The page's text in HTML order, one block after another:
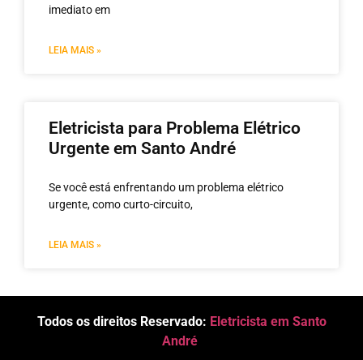
imediato em
LEIA MAIS »
Eletricista para Problema Elétrico
Urgente em Santo André
Se você está enfrentando um problema elétrico
urgente, como curto-circuito,
LEIA MAIS »
Todos os direitos Reservado: Eletricista em Santo
André